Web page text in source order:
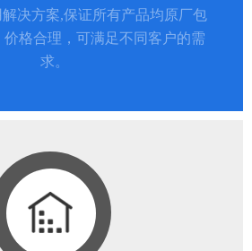
决方案,保证所有产品均原厂包
价格合理，可满足不同客户的需
求。